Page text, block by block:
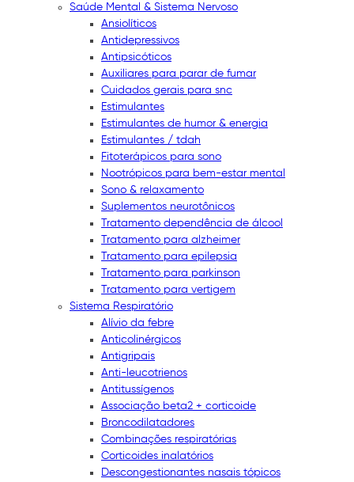
Saúde Mental & Sistema Nervoso
Ansiolíticos
Antidepressivos
Antipsicóticos
Auxiliares para parar de fumar
Cuidados gerais para snc
Estimulantes
Estimulantes de humor & energia
Estimulantes / tdah
Fitoterápicos para sono
Nootrópicos para bem-estar mental
Sono & relaxamento
Suplementos neurotônicos
Tratamento dependência de álcool
Tratamento para alzheimer
Tratamento para epilepsia
Tratamento para parkinson
Tratamento para vertigem
Sistema Respiratório
Alívio da febre
Anticolinérgicos
Antigripais
Anti-leucotrienos
Antitussígenos
Associação beta2 + corticoide
Broncodilatadores
Combinações respiratórias
Corticoides inalatórios
Descongestionantes nasais tópicos